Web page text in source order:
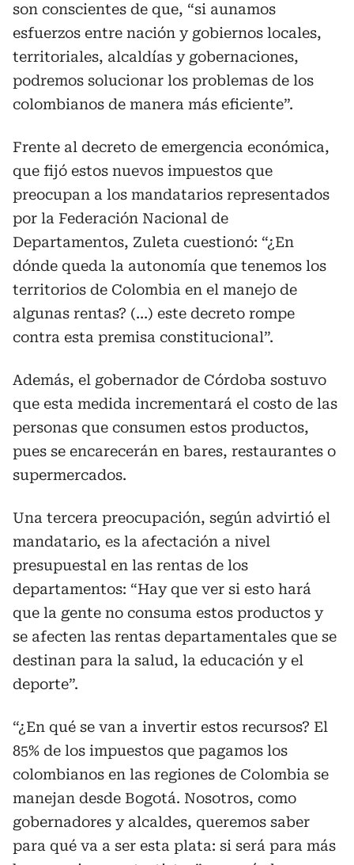
son conscientes de que, “si aunamos
esfuerzos entre nación y gobiernos locales,
territoriales, alcaldías y gobernaciones,
podremos solucionar los problemas de los
colombianos de manera más eficiente”.
Frente al decreto de emergencia económica,
que fijó estos nuevos impuestos que
preocupan a los mandatarios representados
por la Federación Nacional de
Departamentos, Zuleta cuestionó: “¿En
dónde queda la autonomía que tenemos los
territorios de Colombia en el manejo de
algunas rentas? (…) este decreto rompe
contra esta premisa constitucional”.
Además, el gobernador de Córdoba sostuvo
que esta medida incrementará el costo de las
personas que consumen estos productos,
pues se encarecerán en bares, restaurantes o
supermercados.
Una tercera preocupación, según advirtió el
mandatario, es la afectación a nivel
presupuestal en las rentas de los
departamentos: “Hay que ver si esto hará
que la gente no consuma estos productos y
se afecten las rentas departamentales que se
destinan para la salud, la educación y el
deporte”.
“¿En qué se van a invertir estos recursos? El
85% de los impuestos que pagamos los
colombianos en las regiones de Colombia se
manejan desde Bogotá. Nosotros, como
gobernadores y alcaldes, queremos saber
para qué va a ser esta plata: si será para más